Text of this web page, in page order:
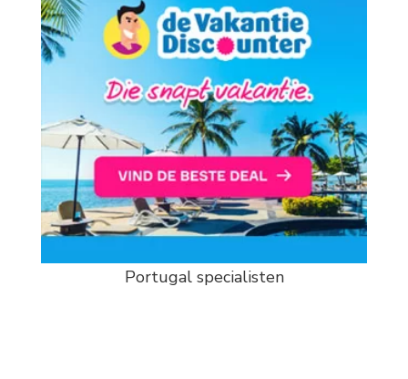
Portugal specialisten